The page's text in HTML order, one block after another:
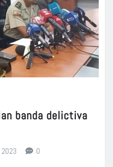
banda delictiva
0